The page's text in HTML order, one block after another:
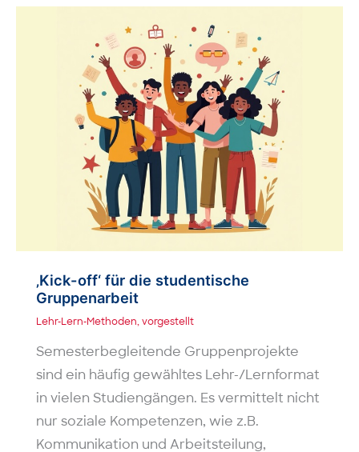
Kanban
‚Kick-off‘ für die studentische
Gruppenarbeit
Lehr-Lern-Methoden,vorgestellt
Semesterbegleitende Gruppenprojekte
sind ein häufig gewähltes Lehr-/Lernformat
in vielen Studiengängen. Es vermittelt nicht
nur soziale Kompetenzen, wie z.B.
Kommunikation und Arbeitsteilung,